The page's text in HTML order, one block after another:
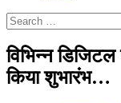
Search
for:
विभिन्न
किया शुभारंभ…